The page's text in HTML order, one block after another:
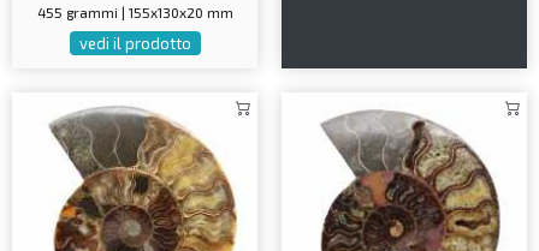
455 grammi | 155x130x20 mm
vedi il prodotto